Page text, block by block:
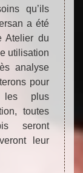
qu’ils
a été
Atelier du
utilisation
analyse
pour
les plus
toutes
seront
leur